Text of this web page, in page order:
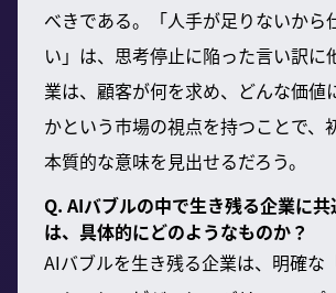
べきである。「人手が足りないから
い」は、思考停止に陥った言い訳に
業は、顧客が何を求め、どんな価値
かという市場の視点を持つことで、
本質的な意味を見出せるだろう。
Q. AIバブルの中で生き残る企業に
は、具体的にどのようなものか？
AIバブルを生き残る企業は、明確な